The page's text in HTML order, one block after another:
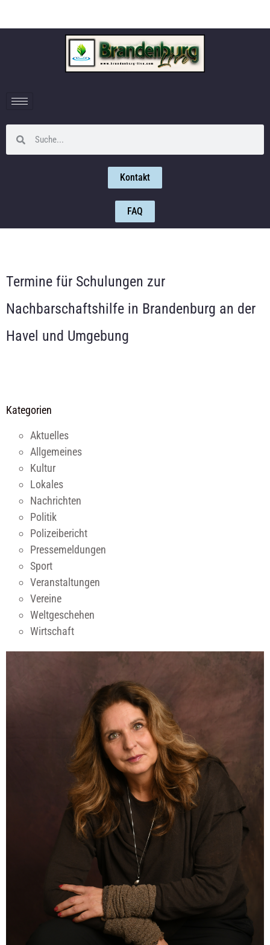
Kontakt
FAQ
Termine für Schulungen zur
Nachbarschaftshilfe in Brandenburg an der
Havel und Umgebung
Kategorien
Aktuelles
Allgemeines
Kultur
Lokales
Nachrichten
Politik
Polizeibericht
Pressemeldungen
Sport
Veranstaltungen
Vereine
Weltgeschehen
Wirtschaft